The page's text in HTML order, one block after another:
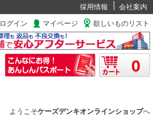
採用情報
会社案内
ログイン マイページ 欲しいものリスト
0
ようこそケーズデンキオンラインショップへ